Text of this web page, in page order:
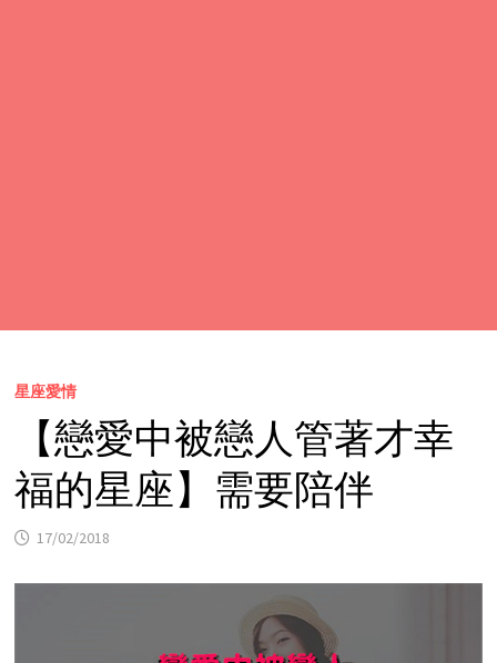
星座愛情
【戀愛中被戀人管著才幸
福的星座】需要陪伴
17/02/2018